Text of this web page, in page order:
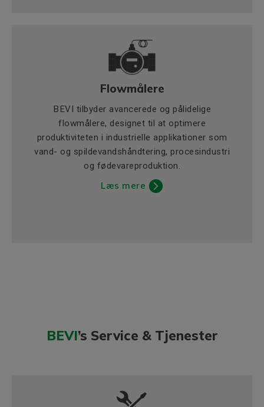
Flowmålere
BEVI tilbyder avancerede og pålidelige
flowmålere, designet til at optimere
produktiviteten i industrielle applikationer som
vand- og spildevandshåndtering, procesindustri
og fødevareproduktion.
Læs mere
BEVI’s Service & Tjenester